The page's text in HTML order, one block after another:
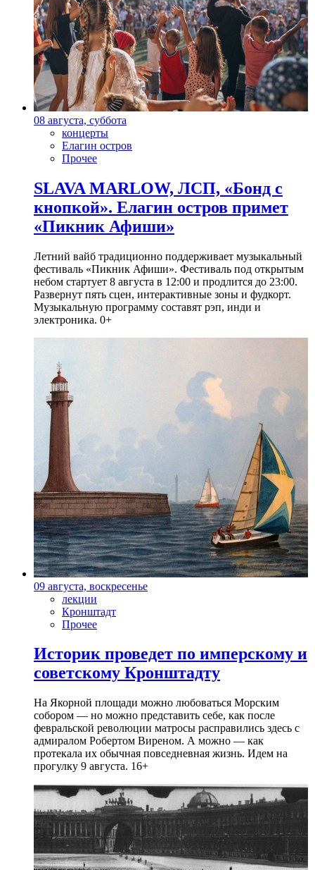
08 августа, суббота
концерты
Елагин остров
Прочее
SLAVA MARLOW, ЛСП, «Бонд с
кнопкой». Елагин остров примет
«Пикник Афиши»
Летний вайб традиционно поддерживает музыкальный
фестиваль «Пикник Афиши». Фестиваль под открытым
небом стартует 8 августа в 12:00 и продлится до 23:00.
Развернут пять сцен, интерактивные зоны и фудкорт.
Музыкальную программу составят рэп, инди и
электроника. 0+
09 августа, воскресенье
лекции
Кронштадт
Прочее
Историк проведет по имперскому и
советскому Кронштадту
На Якорной площади можно любоваться Морским
собором — но можно представить себе, как после
февральской революции матросы расправились здесь с
адмиралом Робертом Виреном. А можно — как
протекала их обычная повседневная жизнь. Идем на
прогулку 9 августа. 16+